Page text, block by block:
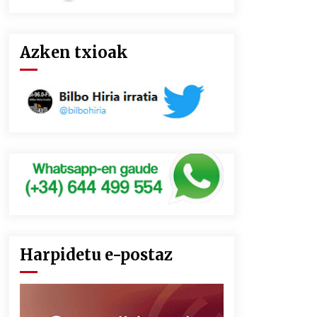
Azken txioak
Harpidetu e-postaz